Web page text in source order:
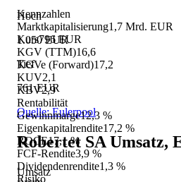
Kennzahlen
Marktkapitalisierung1,7 Mrd. EUR
Kurs796 EUR
KGV (TTM)16,6
KGVe (Forward)17,2
KUV2,1
KBV2,9
Rentabilität
Gewinnmarge12,3 %
Eigenkapitalrendite17,2 %
ROCE17,1 %
FCF-Rendite3,9 %
Dividendenrendite1,3 %
Risiko
Hoch
1.050 EUR
Tief
761 EUR
Quelle: Eulerpool
Robertet SA Umsatz,
Umsatz